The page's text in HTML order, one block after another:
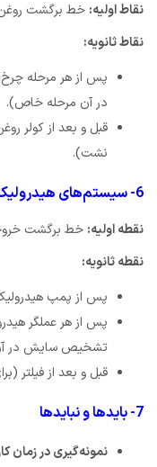
نقاط اولیه: خط برگشت روغن
نقاط ثانویه:
پس از هر مرحله
در آن مرحله خاص).
قبل و بعد از کولر
نشت).
6- سیستم‌های هیدرولیک
نقطه اولیه: خط برگشت
نقطه ثانویه:
پس از پمپ
پس از هر عملگر
تشخیص سایش در
قبل و بعد از فیلتر
7- بایدها و نبایدها
نمونه‌گیری در زمان